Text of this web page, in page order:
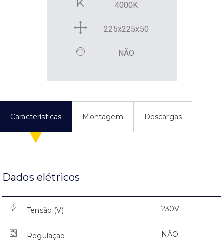
4000K
225x225x50
NÃO
Características Montagem Descargas
Dados elétricos
Tensão (V) 230V
Regulaçao NÃO